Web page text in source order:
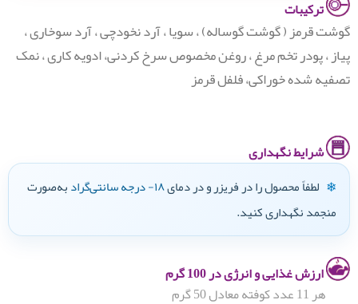
ترکیبات
گوشت قرمز ( گوشت گوساله) ، سویا ، آرد نخودچی ، آرد سوخاری ،
پیاز ، پودر تخم مرغ ، روغن مخصوص سرخ کردنی، ادویه کاری ، نمک
تصفیه شده خوراکی، فلفل قرمز
شرایط نگهداری
❄ لطفاً محصول را در فریزر و در دمای۱۸- درجه سانتی‌گراد
به‌صورت
منجمد نگهداری کنید.
ارزش غذایی و انرژی در 100 گرم
هر 11 عدد کوفته معادل 50 گرم